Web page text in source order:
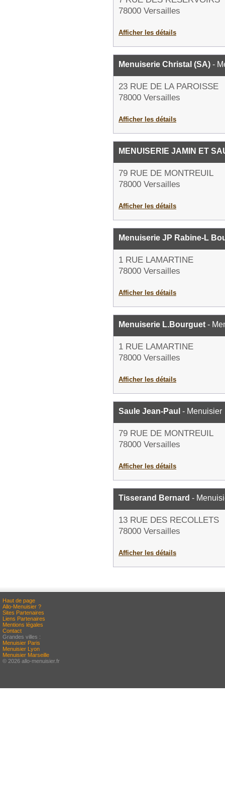
78000 Versailles
Afficher les détails
Menuiserie Christal (SA) -
23 RUE DE LA PAROISSE
78000 Versailles
Afficher les détails
MENUISERIE JAMIN ET
79 RUE DE MONTREUIL
78000 Versailles
Afficher les détails
Menuiserie JP Rabine-L
1 RUE LAMARTINE
78000 Versailles
Afficher les détails
Menuiserie L.Bourguet -
1 RUE LAMARTINE
78000 Versailles
Afficher les détails
Saule Jean-Paul - Menuisier
79 RUE DE MONTREUIL
78000 Versailles
Afficher les détails
Tisserand Bernard -
13 RUE DES RECOLLETS
78000 Versailles
Afficher les détails
Haut de page
Allo-Menuisier ?
Sites Partenaires
Liens Partenaires
Mentions légales
Contact
Grandes villes :
Menuisier Paris
Menuisier Lyon
Menuisier Marseille
© 2026 allo-menuisier.fr